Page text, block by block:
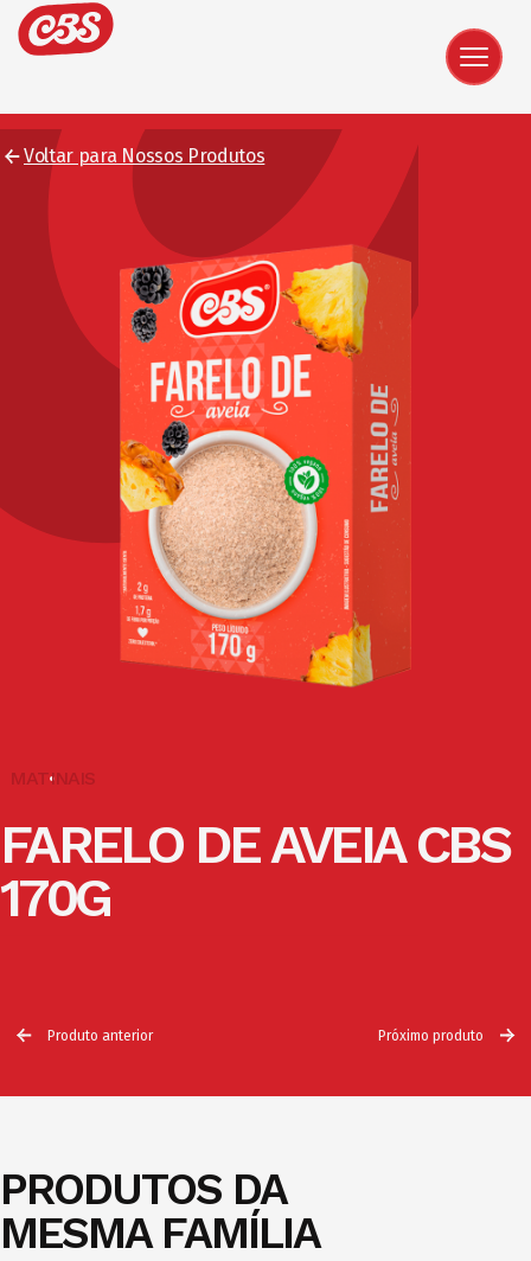
Produto anterior
Voltar para Nossos Produtos
MATINAIS
FARELO DE AVEIA CBS
170G
Próximo produto
PRODUTOS DA
MESMA FAMÍLIA